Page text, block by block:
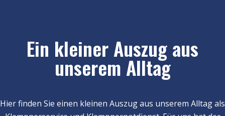
Ein kleiner Auszug aus
unserem Alltag
Hier finden Sie einen kleinen Auszug aus unserem Alltag als